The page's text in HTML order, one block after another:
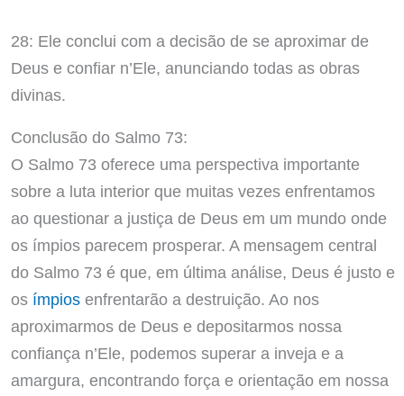
28: Ele conclui com a decisão de se aproximar de
Deus e confiar n’Ele, anunciando todas as obras
divinas.
Conclusão do Salmo 73:
O Salmo 73 oferece uma perspectiva importante
sobre a luta interior que muitas vezes enfrentamos
ao questionar a justiça de Deus em um mundo onde
os ímpios parecem prosperar. A mensagem central
do Salmo 73 é que, em última análise, Deus é justo e
os ímpiosenfrentarão a destruição. Ao nos
aproximarmos de Deus e depositarmos nossa
confiança n’Ele, podemos superar a inveja e a
amargura, encontrando força e orientação em nossa